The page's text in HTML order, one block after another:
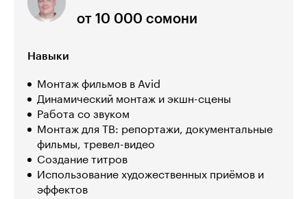
от 10 000 сомони
Навыки
Монтаж фильмов в Avid
Динамический монтаж и экшн-сцены
Работа со звуком
Монтаж для ТВ: репортажи, документальные
фильмы, тревел-видео
Создание титров
Использование художественных приёмов и
эффектов